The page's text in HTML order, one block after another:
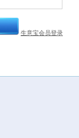
生意宝会员登录